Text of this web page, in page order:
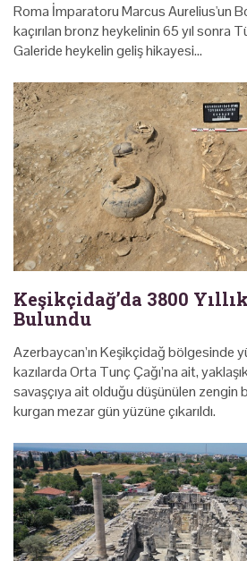
Roma İmparatoru Marcus Aurelius'un
kaçırılan bronz heykelinin 65 yıl sonra
Galeride heykelin geliş hikayesi...
Keşikçidağ’da 3800
Bulundu
Azerbaycan’ın Keşikçidağ bölgesinde
kazılarda Orta Tunç Çağı’na ait,
savaşçıya ait olduğu düşünülen zengin
kurgan mezar gün yüzüne çıkarıldı.